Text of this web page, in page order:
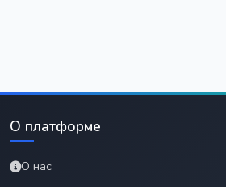
О платформе
О нас